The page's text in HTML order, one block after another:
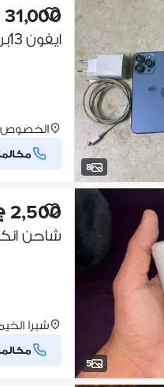
8
31,000 ج.م
ايفون 13برو
الخصوص،
5
2,500 ج.م
شاحن انكر واير
شبرا